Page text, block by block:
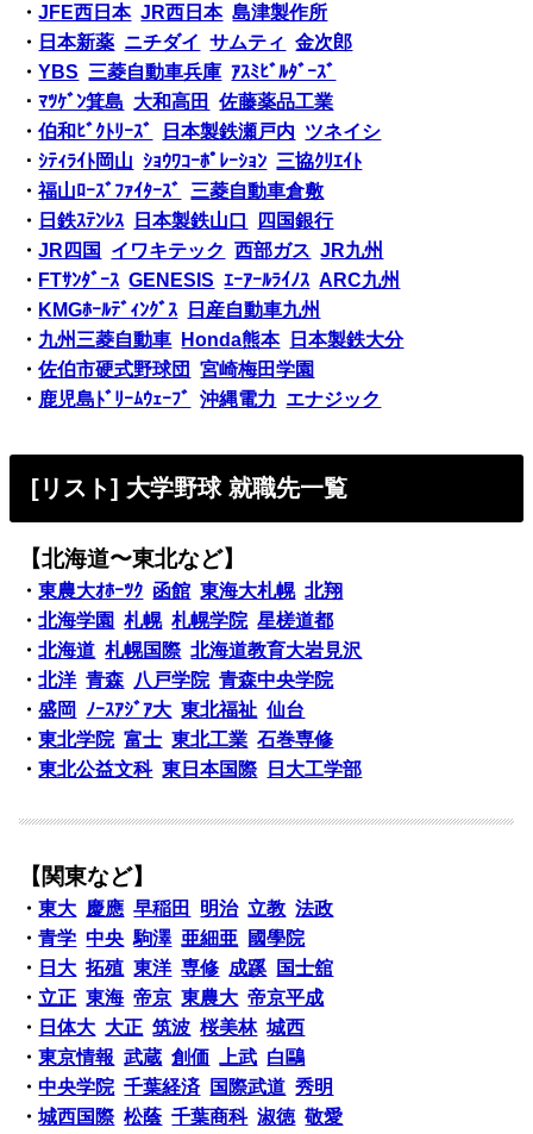
・JFE西日本 JR西日本 島津製作所
・ 日本新薬 ニチダイ サムティ
金次郎
・YBS 三菱自動車兵庫 ｱｽﾐﾋﾞﾙﾀﾞｰｽﾞ
・ﾏﾂｹﾞﾝ箕島 大和高田
佐藤薬品工業
・伯和ﾋﾞｸﾄﾘｰｽﾞ 日本製鉄瀬戸内 ツネイシ
・ ｼﾃｨﾗｲﾄ岡山 ｼｮｳﾜｺｰﾎﾟﾚｰｼｮﾝ 三協ｸﾘｴｲﾄ
・福山ﾛｰｽﾞﾌｧｲﾀｰｽﾞ
三菱自動車倉敷
・ 日鉄ｽﾃﾝﾚｽ 日本製鉄山口
四国銀行
・JR四国 イワキテック 西部ガス JR九州
・ FTｻﾝﾀﾞｰｽ GENESIS ｴｰｱｰﾙﾗｲﾉｽ ARC九州
・ KMGﾎｰﾙﾃﾞｨﾝｸﾞｽ
日産自動車九州
・ 九州三菱自動車 Honda熊本
日本製鉄大分
・佐伯市硬式野球団
宮崎梅田学園
・ 鹿児島ﾄﾞﾘｰﾑｳｪｰﾌﾞ 沖縄電力 エナジック
[リスト] 大学野球 就職先一覧
【北海道〜東北など】
・東農大ｵﾎｰﾂｸ 函館 東海大札幌 北翔
・北海学園 札幌 札幌学院 星槎道都
・北海道 札幌国際 北海道教育大岩見沢
・北洋 青森 八戸学院 青森中央学院
・盛岡 ﾉｰｽｱｼﾞｱ大 東北福祉 仙台
・東北学院 富士 東北工業 石巻専修
・東北公益文科 東日本国際 日大工学部
【関東など】
・東大 慶應 早稲田 明治 立教 法政
・青学 中央 駒澤 亜細亜
國學院
・ 日大 拓殖 東洋 専修 成蹊
国士舘
・ 立正 東海 帝京 東農大 帝京平成
・ 日体大 大正 筑波 桜美林 城西
・東京情報 武蔵 創価 上武 白鷗
・中央学院 千葉経済 国際武道 秀明
・城西国際 松蔭 千葉商科 淑徳 敬愛